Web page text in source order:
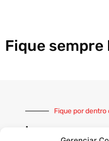
Fique
Fique por dentro
Inscreva-se e